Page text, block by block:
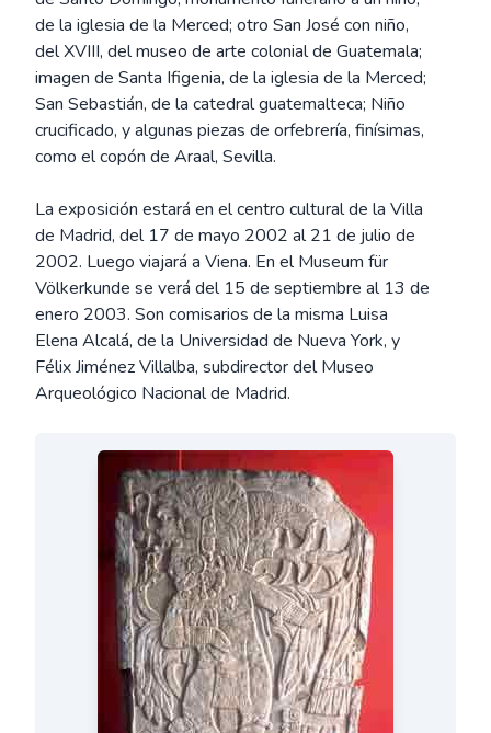
de la iglesia de la Merced; otro San José con niño,
del XVIII, del museo de arte colonial de Guatemala;
imagen de Santa Ifigenia, de la iglesia de la Merced;
San Sebastián, de la catedral guatemalteca; Niño
crucificado, y algunas piezas de orfebrería, finísimas,
como el copón de Araal, Sevilla.
La exposición estará en el centro cultural de la Villa
de Madrid, del 17 de mayo 2002 al 21 de julio de
2002. Luego viajará a Viena. En el Museum für
Völkerkunde se verá del 15 de septiembre al 13 de
enero 2003. Son comisarios de la misma Luisa
Elena Alcalá, de la Universidad de Nueva York, y
Félix Jiménez Villalba, subdirector del Museo
Arqueológico Nacional de Madrid.